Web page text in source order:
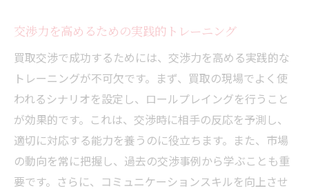
交渉力を高めるための実践的トレーニング
買取交渉で成功するためには、交渉力を高める実践的な
トレーニングが不可欠です。まず、買取の現場でよく使
われるシナリオを設定し、ロールプレイングを行うこと
が効果的です。これは、交渉時に相手の反応を予測し、
適切に対応する能力を養うのに役立ちます。また、市場
の動向を常に把握し、過去の交渉事例から学ぶことも重
要です。さらに、コミュニケーションスキルを向上させ